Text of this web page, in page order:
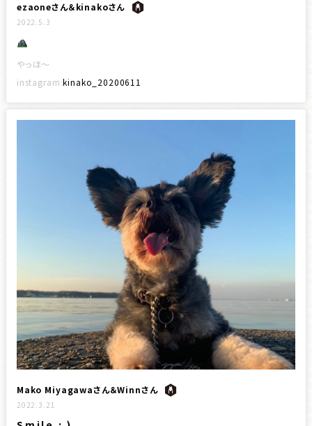
ezaoneさん＆kinakoさん
2022.5.3
やっほ〜
instagram:kinako_20200611
Mako Miyagawaさん＆Winnさん
2022.3.21